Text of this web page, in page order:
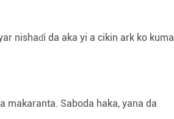
nishaɗi da aka yi a cikin ark ko kuma
makaranta. Saboda haka, yana da